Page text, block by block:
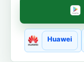
Huawei